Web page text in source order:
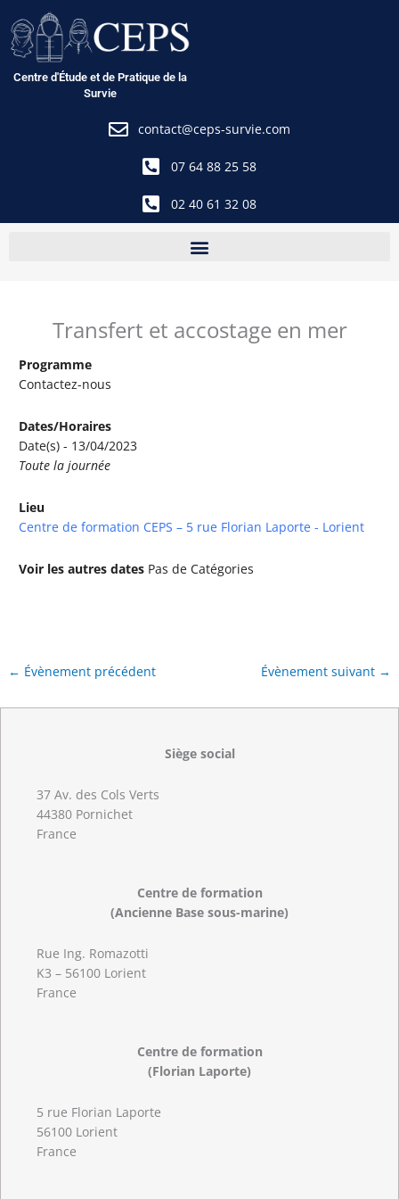
au
contenu
Centre d'Étude et de Pratique de la
Survie
contact@ceps-survie.com
07 64 88 25 58
02 40 61 32 08
Transfert et accostage en mer
Programme
Contactez-nous
Dates/Horaires
Date(s) - 13/04/2023
Toute la journée
Lieu
Centre de formation CEPS – 5 rue Florian Laporte - Lorient
Voir les autres dates Pas de Catégories
← Évènement précédent Évènement suivant →
Siège social
37 Av. des Cols Verts
44380 Pornichet
France
Centre de formation
(Ancienne Base sous-marine)
Rue Ing. Romazotti
K3 – 56100 Lorient
France
Centre de formation
(Florian Laporte)
5 rue Florian Laporte
56100 Lorient
France